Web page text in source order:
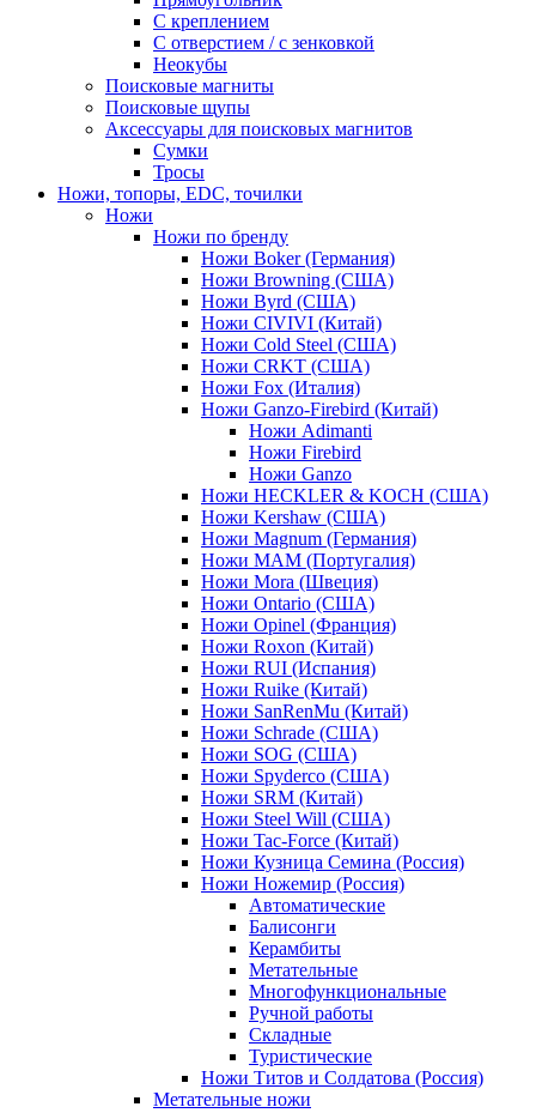
С креплением
С отверстием / с зенковкой
Неокубы
Поисковые магниты
Поисковые щупы
Аксессуары для поисковых магнитов
Сумки
Тросы
Ножи, топоры, EDC, точилки
Ножи
Ножи по бренду
Ножи Boker (Германия)
Ножи Browning (США)
Ножи Byrd (США)
Ножи CIVIVI (Китай)
Ножи Cold Steel (США)
Ножи CRKT (США)
Ножи Fox (Италия)
Ножи Ganzo-Firebird (Китай)
Ножи Adimanti
Ножи Firebird
Ножи Ganzo
Ножи HECKLER & KOCH (США)
Ножи Kershaw (США)
Ножи Magnum (Германия)
Ножи MAM (Португалия)
Ножи Mora (Швеция)
Ножи Ontario (США)
Ножи Opinel (Франция)
Ножи Roxon (Китай)
Ножи RUI (Испания)
Ножи Ruike (Китай)
Ножи SanRenMu (Китай)
Ножи Schrade (США)
Ножи SOG (США)
Ножи Spyderco (США)
Ножи SRM (Китай)
Ножи Steel Will (США)
Ножи Tac-Force (Китай)
Ножи Кузница Семина (Россия)
Ножи Ножемир (Россия)
Автоматические
Балисонги
Керамбиты
Метательные
Многофункциональные
Ручной работы
Складные
Туристические
Ножи Титов и Солдатова (Россия)
Метательные ножи